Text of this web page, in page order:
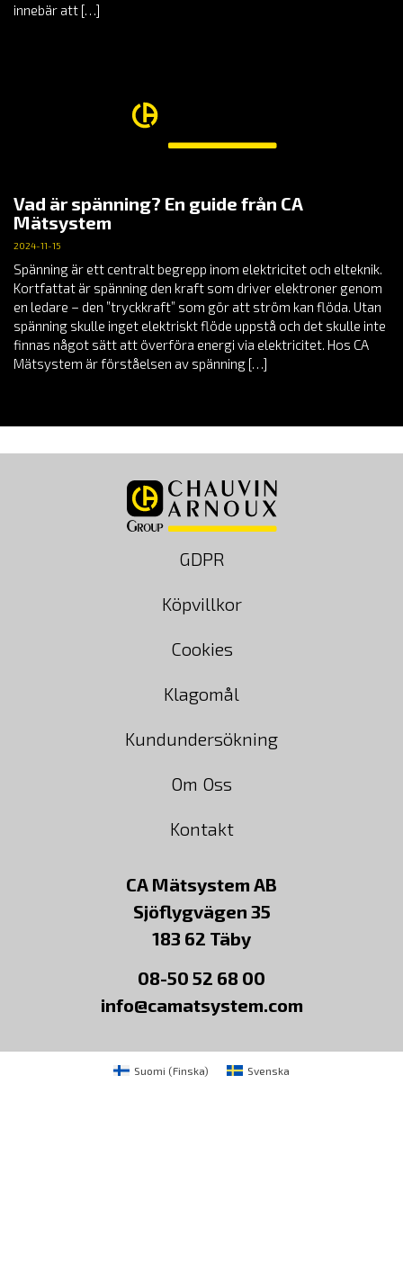
innebär att […]
Vad är spänning? En guide från CA
Mätsystem
2024-11-15
Spänning är ett centralt begrepp inom elektricitet och elteknik.
Kortfattat är spänning den kraft som driver elektroner genom
en ledare – den ”tryckkraft” som gör att ström kan flöda. Utan
spänning skulle inget elektriskt flöde uppstå och det skulle inte
finnas något sätt att överföra energi via elektricitet. Hos CA
Mätsystem är förståelsen av spänning […]
GDPR
Köpvillkor
Cookies
Klagomål
Kundundersökning
Om Oss
Kontakt
CA Mätsystem AB
Sjöflygvägen 35
183 62 Täby
08-50 52 68 00
info@camatsystem.com
Suomi (Finska) Svenska